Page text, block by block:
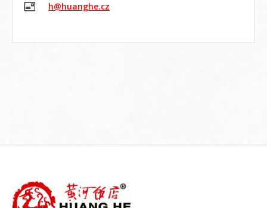
h@huanghe.cz